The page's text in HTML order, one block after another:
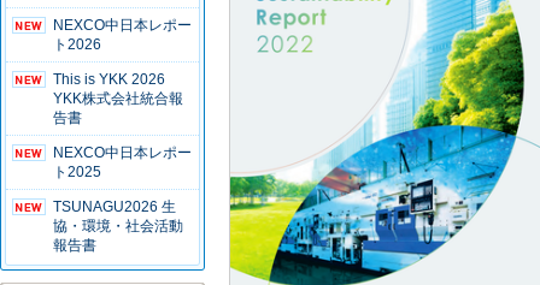
NEXCO中日本レポー
ト2026
This is YKK 2026
YKK株式会社統合報
告書
NEXCO中日本レポー
ト2025
TSUNAGU2026 生
協・環境・社会活動
報告書